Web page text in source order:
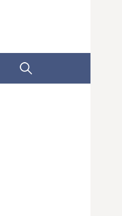
Ricerca